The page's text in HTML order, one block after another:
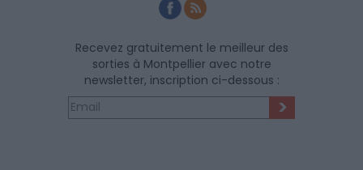
Recevez gratuitement le meilleur des
sorties à Montpellier avec notre
newsletter, inscription ci-dessous :
>